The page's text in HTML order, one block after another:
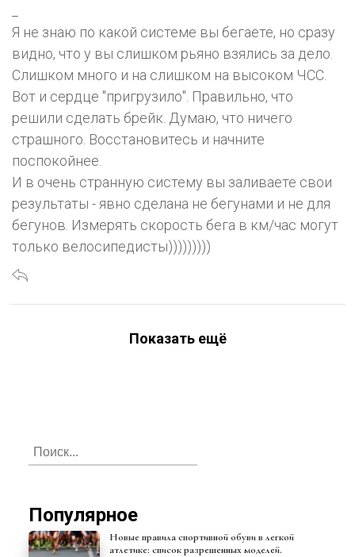
Я не знаю по какой системе вы бегаете, но сразу
видно, что у вы слишком рьяно взялись за дело.
Слишком много и на слишком на высоком ЧСС.
Вот и сердце "пригрузило". Правильно, что
решили сделать брейк. Думаю, что ничего
страшного. Восстановитесь и начните
поспокойнее.
И в очень странную систему вы заливаете свои
результаты - явно сделана не бегунами и не для
бегунов. Измерять скорость бега в км/час могут
только велосипедисты)))))))))
Показать ещё
Популярное
Новые правила спортивной обуви в легкой
атлетике: список разрешенных моделей.